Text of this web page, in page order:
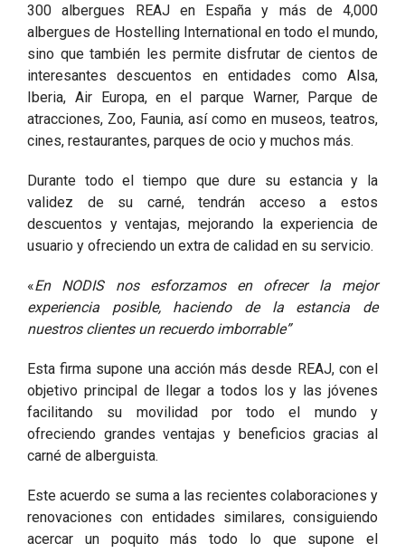
300 albergues REAJ en España y más de 4,000
albergues de Hostelling International en todo el mundo,
sino que también les permite disfrutar de cientos de
interesantes descuentos en entidades como Alsa,
Iberia, Air Europa, en el parque Warner, Parque de
atracciones, Zoo, Faunia, así como en museos, teatros,
cines, restaurantes, parques de ocio y muchos más.
Durante todo el tiempo que dure su estancia y la
validez de su carné, tendrán acceso a estos
descuentos y ventajas, mejorando la experiencia de
usuario y ofreciendo un extra de calidad en su servicio.
«En NODIS nos esforzamos en ofrecer la mejor
experiencia posible, haciendo de la estancia de
nuestros clientes un recuerdo imborrable”
Esta firma supone una acción más desde REAJ, con el
objetivo principal de llegar a todos los y las jóvenes
facilitando su movilidad por todo el mundo y
ofreciendo grandes ventajas y beneficios gracias al
carné de alberguista.
Este acuerdo se suma a las recientes colaboraciones y
renovaciones con entidades similares, consiguiendo
acercar un poquito más todo lo que supone el